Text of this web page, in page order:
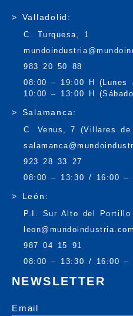
> Valladolid:
C. Turquesa, 1
983 20 50 88
08:00 – 19:00 H (Lunes
10:00 – 13:00 H
> Salamanca:
C. Venus, 7 (Villares de
923 28 33 27
08:00 – 13:30 / 16:00 –
> León:
P.I. Sur Alto del
leon@mundoindustria.com
987 04 15 91
08:00 – 13:30 / 16:00 –
NEWSLETTER
Email